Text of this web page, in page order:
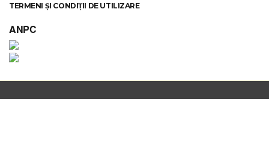
TERMENI ȘI CONDIȚII DE UTILIZARE
ANPC